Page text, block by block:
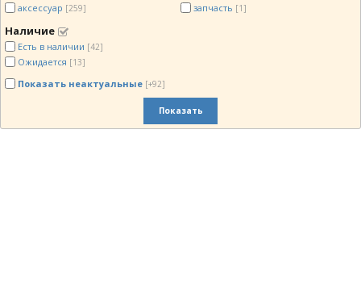
аксессуар [259] запчасть [1]
Наличие
Есть в наличии [42]
Ожидается [13]
Показать неактуальные [+92]
Показать